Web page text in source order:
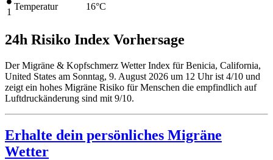
1
Temperatur 16°C
24h Risiko Index Vorhersage
Der Migräne & Kopfschmerz Wetter Index für Benicia, California,
United States am Sonntag, 9. August 2026 um 12 Uhr ist 4/10 und
zeigt ein hohes Migräne Risiko für Menschen die empfindlich auf
Luftdruckänderung sind mit 9/10.
Erhalte dein persönliches Migräne
Wetter